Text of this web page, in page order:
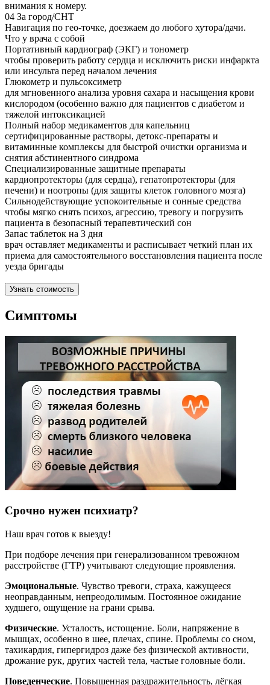
внимания к номеру.
04 За город/СНТ
Навигация по гео-точке, доезжаем до любого хутора/дачи.
Что у врача с собой
Портативный кардиограф (ЭКГ) и тонометр
чтобы проверить работу сердца и исключить риски инфаркта
или инсульта перед началом лечения
Глюкометр и пульсоксиметр
для мгновенного анализа уровня сахара и насыщения крови
кислородом (особенно важно для пациентов с диабетом и
тяжелой интоксикацией
Полный набор медикаментов для капельниц
сертифицированные растворы, детокс-препараты и
витаминные комплексы для быстрой очистки организма и
снятия абстинентного синдрома
Специализированные защитные препараты
кардиопротекторы (для сердца), гепатопротекторы (для
печени) и ноотропы (для защиты клеток головного мозга)
Сильнодействующие успокоительные и сонные средства
чтобы мягко снять психоз, агрессию, тревогу и погрузить
пациента в безопасный терапевтический сон
Запас таблеток на 3 дня
врач оставляет медикаменты и расписывает четкий план их
приема для самостоятельного восстановления пациента после
уезда бригады
Узнать стоимость
Симптомы
Срочно нужен психиатр?
Наш врач готов к выезду!
При подборе лечения при генерализованном тревожном
расстройстве (ГТР) учитывают следующие проявления.
Эмоциональные. Чувство тревоги, страха, кажущееся
неоправданным, непреодолимым. Постоянное ожидание
худшего, ощущение на грани срыва.
Физические. Усталость, истощение. Боли, напряжение в
мышцах, особенно в шее, плечах, спине. Проблемы со сном,
тахикардия, гипергидроз даже без физической активности,
дрожание рук, других частей тела, частые головные боли.
Поведенческие. Повышенная раздражительность, лёгкая